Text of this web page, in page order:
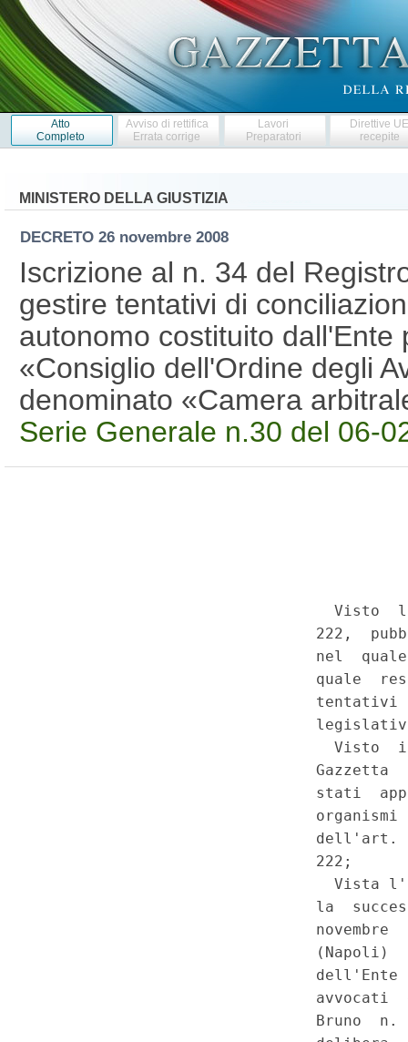
Atto
Completo
Avviso di rettifica
Errata corrige
Lavori
Preparatori
Direttive
recepite
MINISTERO DELLA GIUSTIZIA
DECRETO 26 novembre 2008
Iscrizione al n. 34 del
gestire tentativi di
autonomo costituito dall'Ente
«Consiglio dell'Ordine degli
denominato «Camera
Serie Generale n.30 del 06-